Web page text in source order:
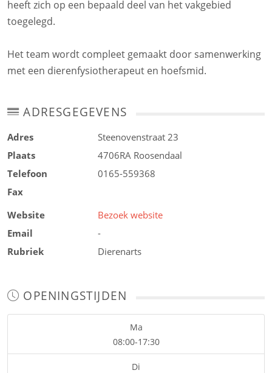
heeft zich op een bepaald deel van het vakgebied
toegelegd.
Het team wordt compleet gemaakt door samenwerking
met een dierenfysiotherapeut en hoefsmid.
ADRESGEGEVENS
Adres
Steenovenstraat 23
Plaats
4706RA Roosendaal
Telefoon
0165-559368
Fax
Website
Bezoek website
Email
-
Rubriek
Dierenarts
OPENINGSTIJDEN
Ma
08:00-17:30
Di